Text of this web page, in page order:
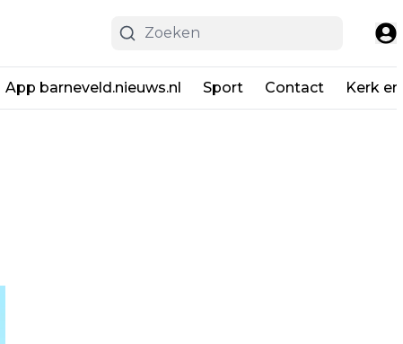
App barneveld.nieuws.nl Sport Contact Kerk